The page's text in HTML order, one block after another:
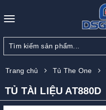
Toggle
Trang chủ Tủ The One
TỦ TÀI LIỆU AT880D